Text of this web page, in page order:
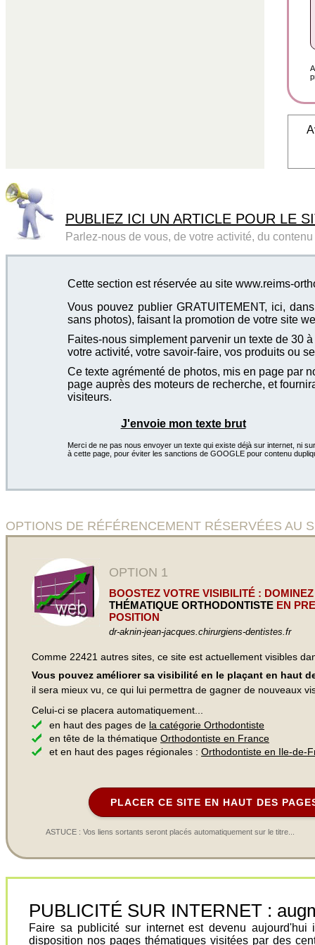
PUBLIEZ ICI UN ARTICLE POUR LE
Parlez-nous de vous, de votre activité, du
Cette section est réservée au site www.reims-
Vous pouvez publier GRATUITEMENT, ici,
sans photos), faisant la promotion de votre site
Faites-nous simplement parvenir un texte de 30
votre activité, votre savoir-faire, vos produits ou
Ce texte agrémenté de photos, mis en page par
page auprès des moteurs de recherche, et
visiteurs.
J'envoie mon texte brut
Merci de ne pas nous envoyer un texte qui existe déjà sur internet, ni
à cette page, pour éviter les sanctions de GOOGLE pour contenu
OPTIONS DE RÉFÉRENCEMENT RÉSERVÉES AU
OPTION 1
BOOSTEZ VOTRE VISIBILITÉ :
THÉMATIQUE ORTHODONTISTE EN
POSITION
dr-aknin-jean-jacques.chirurgiens-dentistes.fr
Comme 22421 autres sites, ce site est actuellement visibles
Vous pouvez améliorer sa visibilité en le plaçant en haut
il sera mieux vu, ce qui lui permettra de gagner de nouveaux
Celui-ci se placera automatiquement...
en haut des pages de la catégorie Orthodontiste
en tête de la thématique Orthodontiste en France
et en haut des pages régionales : Orthodontiste en Ile-de-
PLACER CE SITE EN HAUT DES
ASTUCE : Vos liens sortants seront placés automatiquement sur le titre...
PUBLICITÉ SUR INTERNET :
Faire sa publicité sur internet est devenu
disposition nos pages thématiques visitées par des